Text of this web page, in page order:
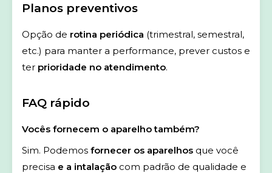
Planos preventivos
Opção de rotina periódica (trimestral, semestral,
etc.) para manter a performance, prever custos e
ter prioridade no atendimento.
FAQ rápido
Vocês fornecem o aparelho também?
Sim. Podemos fornecer os aparelhos que você
precisa e a intalação com padrão de qualidade e